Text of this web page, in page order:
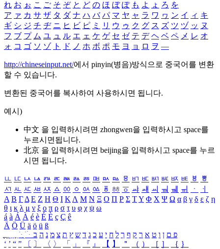
れ お ぉ こ ご そ ぞ と ど の ほ ぼ ぽ も よ ょ ろ を
ア ァ カ サ ザ タ ダ ナ ハ バ パ マ ヤ ャ ラ ワ ヮ ン イ ィ キ
ギ シ ジ チ ヂ ニ ヒ ビ ピ ミ リ ウ ゥ ク グ ス ズ ツ ヅ ッ ヌ
フ ブ プ ム ユ ュ ル エ ェ ケ ゲ セ ゼ テ デ ヘ ベ ペ メ レ オ
ォ コ ゴ ソ ゾ ト ド ノ ホ ボ ポ モ ヨ ョ ロ ヲ ―
http://chineseinput.net/에서 pinyin(병음)방식으로 중국어를 변환
할 수 있습니다.
변환된 중국어를 복사하여 사용하시면 됩니다.
예시)
中文 을 입력하시려면 zhongwen을 입력하시고 space를
누르시면됩니다.
北京 을 입력하시려면 beijing을 입력하시고 space를 누르
시면 됩니다.
ㅥ ㅦ ㅧ ㅨ ㅩ ㅪ ㅫ ㅬ ㅭ ㅮ ㅯ ㅰ ㅱ ㅲ ㅳ ㅴ ㅵ ㅶ ㅷ ㅸ
ㅹ
ㅺ ㅻ ㅼ ㅽ ㅾ ㅿ ㆀ ㆁ ㆂ ㆃ ㆄ ㆅ ㆆ ㆇ ㆈ ㆉ ㆊ ㆋ ㆌ ㆍ
ㆎ
Α Β ΓΔ Ε Ζ Η Θ Ι ΚΛ Μ Ν Ξ Ο Π Ρ Σ ΤΥ Φ Χ Ψ Ω α β γ δ ε ζ η
θ ι κ λ μ ν ξ ο π ρ σ τ υ φ χ ψ ω
á à Á À é è É È ç Ç ê
Ä Ö Ü ä ö ü ß
ִֶֹ ֻּ ׁׂ פ ם ן ו ט א ר ק ף ך ל ח י ע כ ג ד ש ץ ת צ מ נ ה ב
‘ ’ “ ” 〔 〕 〈 〉 「 」 『 』 【 】 ＂ （ ） ［ ］ ｛ ｝